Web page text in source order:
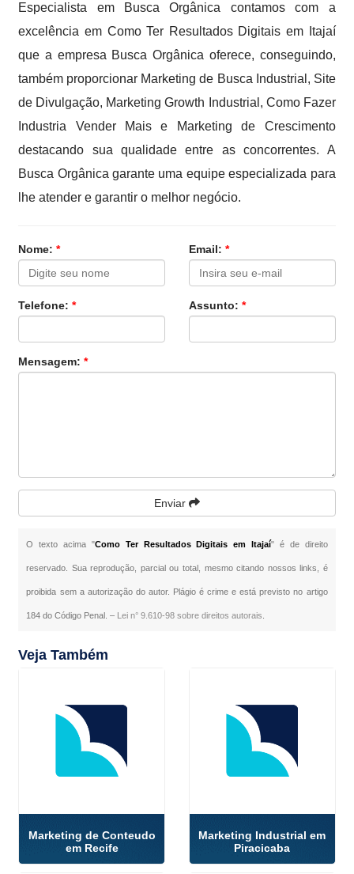
Especialista em Busca Orgânica contamos com a
excelência em Como Ter Resultados Digitais em Itajaí
que a empresa Busca Orgânica oferece, conseguindo,
também proporcionar Marketing de Busca Industrial, Site
de Divulgação, Marketing Growth Industrial, Como Fazer
Industria Vender Mais e Marketing de Crescimento
destacando sua qualidade entre as concorrentes. A
Busca Orgânica garante uma equipe especializada para
lhe atender e garantir o melhor negócio.
Nome:* Email: *
Telefone:* Assunto: *
Mensagem:*
Enviar
O texto acima "Como Ter Resultados Digitais em Itajaí" é de direito
reservado. Sua reprodução, parcial ou total, mesmo citando nossos links, é
proibida sem a autorização do autor. Plágio é crime e está previsto no artigo
184 do Código Penal. – Lei n° 9.610-98 sobre direitos autorais
Veja Também
Marketing de Conteudo
em Recife
Marketing Industrial em
Piracicaba